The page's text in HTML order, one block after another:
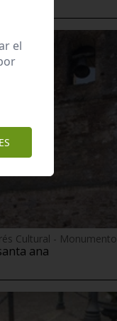
Cultural - Monumento
ana
el